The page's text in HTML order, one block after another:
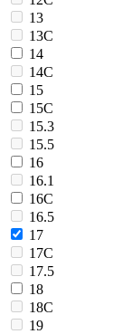
13
13C
14
14C
15
15C
15.3
15.5
16
16.1
16C
16.5
17
17C
17.5
18
18C
19